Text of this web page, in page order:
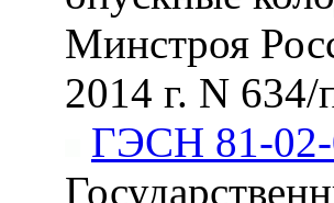
Минстроя
2014 г. N
ГЭСН 81-02-